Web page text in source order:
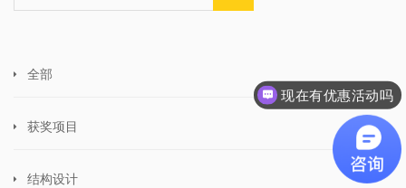
全部
获奖项目
结构设计
现在有优惠活动吗